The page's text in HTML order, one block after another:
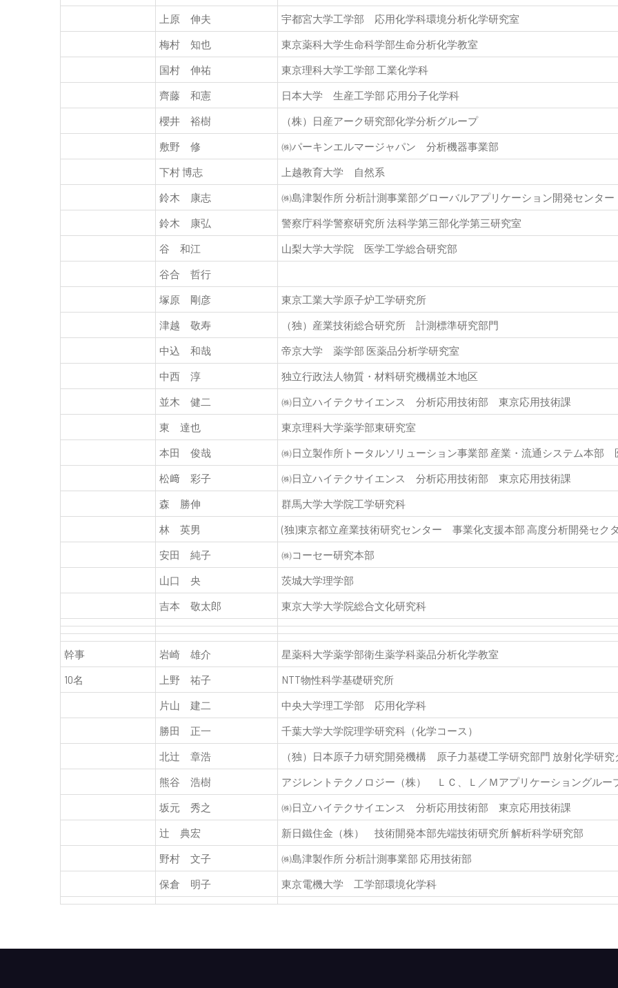
上原 伸夫 宇都宮大学工学部 応用化学科環境分析化学研究室
梅村 知也 東京薬科大学生命科学部生命分析化学教室
国村 伸祐 東京理科大学工学部 工業化学科
齊藤 和憲 日本大学 生産工学部 応用分子化学科
櫻井 裕樹 （株）日産アーク研究部化学分析グループ
敷野 修 ㈱パーキンエルマージャパン 分析機器事業部
下村 博志 上越教育大学 自然系
鈴木 康志 ㈱島津製作所 分析計測事業部グローバルアプリケーション開発センター
鈴木 康弘 警察庁科学警察研究所 法科学第三部化学第三研究室
谷 和江 山梨大学大学院 医学工学総合研究部
谷合 哲行
塚原 剛彦 東京工業大学原子炉工学研究所
津越 敬寿 （独）産業技術総合研究所 計測標準研究部門
中込 和哉 帝京大学 薬学部 医薬品分析学研究室
中西 淳 独立行政法人物質・材料研究機構並木地区
並木 健二 ㈱日立ハイテクサイエンス 分析応用技術部 東京応用技術課
東 達也 東京理科大学薬学部東研究室
本田 俊哉 ㈱日立製作所トータルソリューション事業部 産業・流通システム本部
松﨑 彩子 ㈱日立ハイテクサイエンス 分析応用技術部 東京応用技術課
森 勝伸 群馬大学大学院工学研究科
林 英男 (独)東京都立産業技術研究センター 事業化支援本部 高度分析開発セク
安田 純子 ㈱コーセー研究本部
山口 央 茨城大学理学部
吉本 敬太郎 東京大学大学院総合文化研究科
幹事 岩崎 雄介 星薬科大学薬学部衛生薬学科薬品分析化学教室
10名 上野 祐子 NTT物性科学基礎研究所
片山 建二 中央大学理工学部 応用化学科
勝田 正一 千葉大学大学院理学研究科（化学コース）
北辻 章浩 （独）日本原子力研究開発機構 原子力基礎工学研究部門 放射化学研究
熊谷 浩樹 アジレントテクノロジー（株） ＬＣ、Ｌ／Ｍアプリケーショングルー
坂元 秀之 ㈱日立ハイテクサイエンス 分析応用技術部 東京応用技術課
辻 典宏 新日鐵住金（株） 技術開発本部先端技術研究所 解析科学研究部
野村 文子 ㈱島津製作所 分析計測事業部 応用技術部
保倉 明子 東京電機大学 工学部環境化学科